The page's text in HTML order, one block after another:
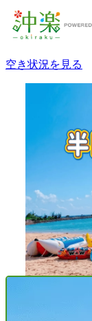
空き状況を見る